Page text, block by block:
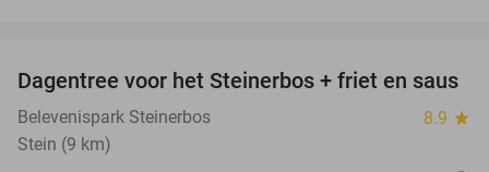
37%
Dagentree voor het Steinerbos + friet en saus
Belevenispark Steinerbos 8.9 star
Stein (9 km)